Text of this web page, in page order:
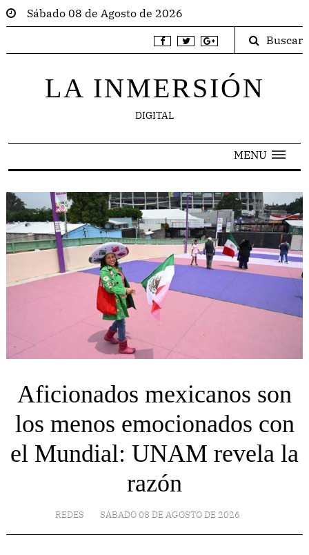
Sábado 08 de Agosto de 2026
Buscar
LA INMERSIÓN
DIGITAL
MENU
Aficionados mexicanos son
los menos emocionados con
el Mundial: UNAM revela la
razón
REDES SÁBADO 08 DE AGOSTO DE 2026